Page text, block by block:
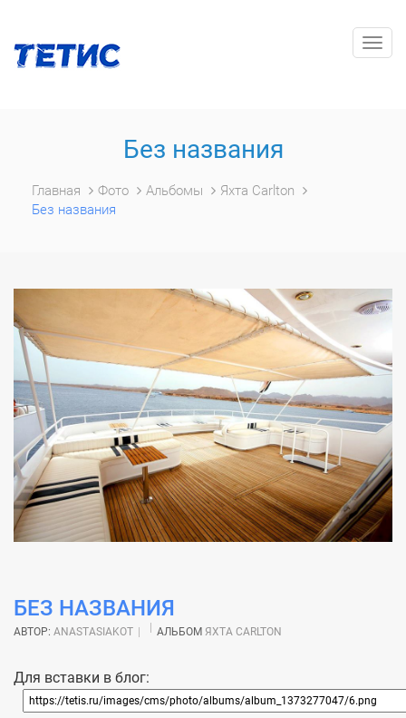
Без названия
Главная Фото Альбомы
Яхта Carlton
Без названия
БЕЗ НАЗВАНИЯ
АВТОР: ANASTASIAKOT АЛЬБОМ ЯХТА CARLTON
Для вставки в блог: